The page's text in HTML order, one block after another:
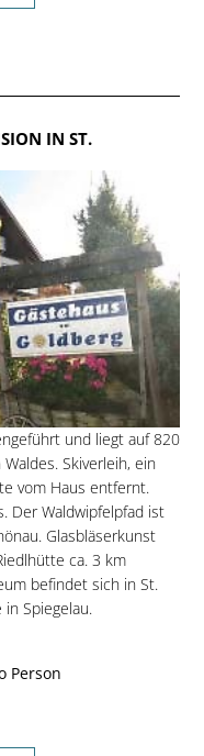
IN ST.
und liegt auf 820
Skiverleih, ein
vom Haus entfernt.
Der Waldwipfelpfad ist
Glasbläserkunst
ca. 3 km
befindet sich in St.
Spiegelau.
Person